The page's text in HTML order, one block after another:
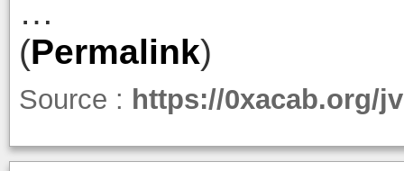
…
(Permalink)
Source : https://0xacab.org/